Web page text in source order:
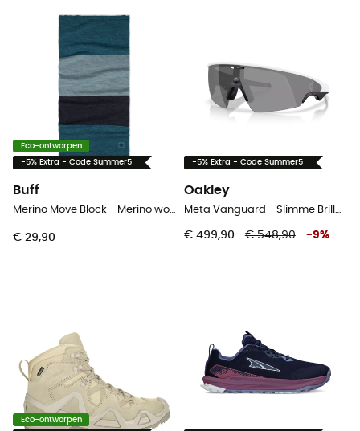
Eco-ontworpen
-5% Extra - Code Summer5
Buff
Merino Move Block - Merino wollen Sjaal
€ 29,90
-5% Extra - Code Summer5
Oakley
Meta Vanguard - Slimme Brillen
€ 499,90 € 548,90 -9%
Eco-ontworpen